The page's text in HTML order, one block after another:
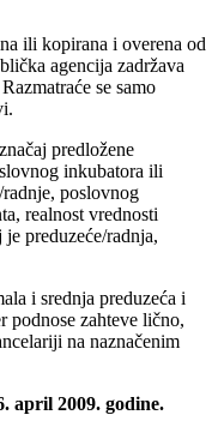
ili kopirana i overena od
agencija zadržava
se samo
predložene
inkubatora ili
radnje, poslovnog
realnost vrednosti
preduzeće/radnja,
i srednja preduzeća i
podnose zahteve lično,
na naznačenim
april 2009. godine.